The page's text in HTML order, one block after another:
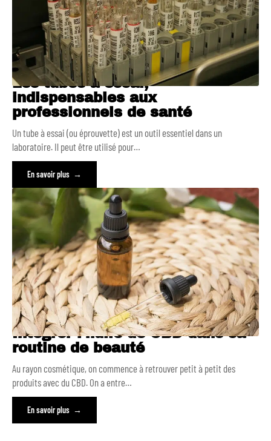
Les tubes à essai,
indispensables aux
professionnels de santé
Un tube à essai (ou éprouvette) est un outil essentiel dans un
laboratoire. Il peut être utilisé pour…
En savoir plus
Intégrer l’huile de CBD dans sa
routine de beauté
Au rayon cosmétique, on commence à retrouver petit à petit des
produits avec du CBD. On a entre…
En savoir plus